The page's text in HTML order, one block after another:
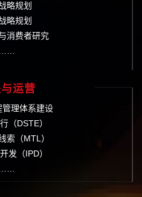
略规划
略规划
消费者研究
运营
管理体系建设
（DSTE）
索（MTL）
发（IPD）